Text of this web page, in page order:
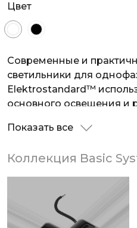
Цвет
Современные и
светильники для
Elektrostandard™
основного освещения и
Благодаря локально
пространства.
передвигаются по
акценты освещения без
демонтажа
Источниками
Показать все
Коллекция Basic